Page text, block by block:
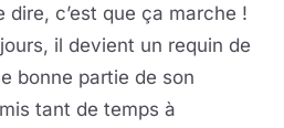
dire, c’est que ça marche !
il devient un requin de
bonne partie de son
tant de temps à